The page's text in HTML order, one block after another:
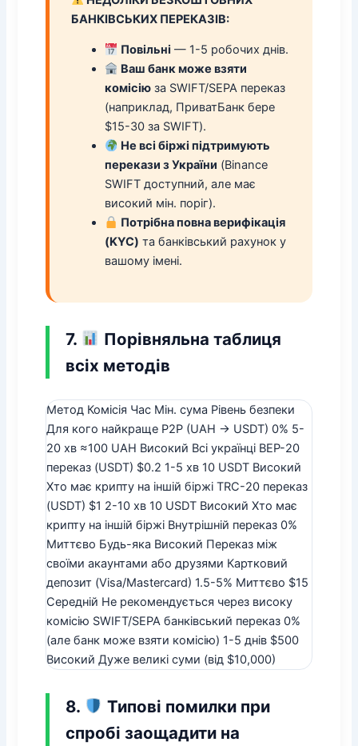
БАНКІВСЬКИХ ПЕРЕКАЗІВ:
Повільні — 1-5 робочих днів.
Ваш банк може взяти
комісіюза SWIFT/SEPA переказ
(наприклад, ПриватБанк бере
$15-30 за SWIFT).
Не всі біржі підтримують
перекази з України (Binance
SWIFT доступний, але має
високий мін. поріг).
Потрібна повна верифікація
(KYC) та банківський рахунок у
вашому імені.
7.
Порівняльна таблиця
всіх методів
Метод Комісія Час Мін. сума Рівень безпеки
Для кого найкраще P2P (UAH → USDT) 0% 5-
20 хв ≈100 UAH Високий Всі українці BEP-20
переказ (USDT) $0.2 1-5 хв 10 USDT Високий
Хто має крипту на іншій біржі TRC-20 переказ
(USDT) $1 2-10 хв 10 USDT Високий Хто має
крипту на іншій біржі Внутрішній переказ 0%
Миттєво Будь-яка Високий Переказ між
своїми акаунтами або друзями Картковий
депозит (Visa/Mastercard) 1.5-5% Миттєво $15
Середній Не рекомендується через високу
комісію SWIFT/SEPA банківський переказ 0%
(але банк може взяти комісію) 1-5 днів $500
Високий Дуже великі суми (від $10,000)
8.
Типові помилки при
спробі заощадити на